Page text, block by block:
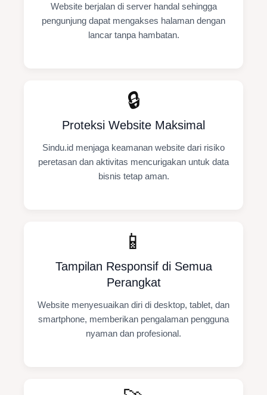
Website berjalan di server handal sehingga
pengunjung dapat mengakses halaman dengan
lancar tanpa hambatan.
🔒
Proteksi Website Maksimal
Sindu.id menjaga keamanan website dari risiko
peretasan dan aktivitas mencurigakan untuk data
bisnis tetap aman.
📱
Tampilan Responsif di Semua
Perangkat
Website menyesuaikan diri di desktop, tablet, dan
smartphone, memberikan pengalaman pengguna
nyaman dan profesional.